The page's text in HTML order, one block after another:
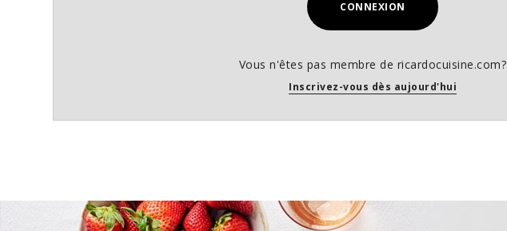
CONNEXION
Vous n'êtes pas membre de ricardocuisine.com?
Inscrivez-vous dès aujourd'hui